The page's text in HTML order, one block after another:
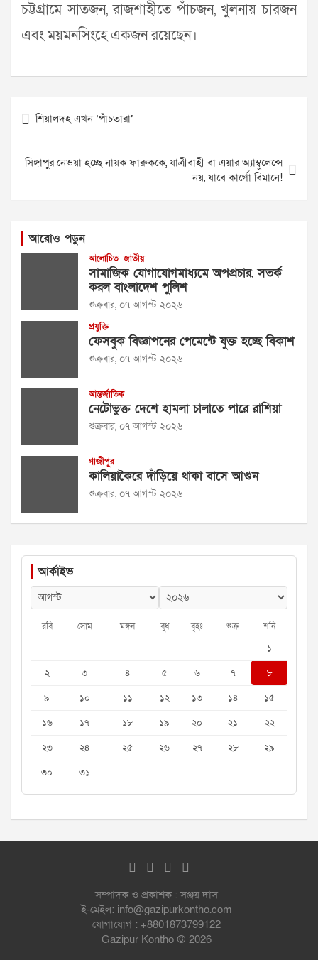
চট্টগ্রামে সাতজন, রাজশাহীতে পাঁচজন, খুলনায় চারজন
এবং ময়মন‌সিং‌হে একজন রয়েছেন।
Post
navigation
শিয়ালদহ এখন ‘পাঁচতারা’
সিঙ্গাপুর নেওয়া হচ্ছে নায়ক ফারুককে, যাত্রীবাহী বা এয়ার অ্যাম্বুলেন্সে
নয়, যাবে কার্গো বিমানে!
আরোও পড়ুন
আলোচিত জাতীয়
সামাজিক যোগাযোগমাধ্যমে অপপ্রচার, সতর্ক
করল বাংলাদেশ পুলিশ
শুক্রবার, ০৭ আগস্ট ২০২৬
প্রযুক্তি
ফেসবুক বিজ্ঞাপনের পেমেন্টে যুক্ত হচ্ছে বিকাশ
শুক্রবার, ০৭ আগস্ট ২০২৬
আন্তর্জাতিক
নেটোভুক্ত দেশে হামলা চালাতে পারে রাশিয়া
শুক্রবার, ০৭ আগস্ট ২০২৬
গাজীপুর
কালিয়াকৈরে দাঁড়িয়ে থাকা বাসে আগুন
শুক্রবার, ০৭ আগস্ট ২০২৬
আর্কাইভ
রবি সোম মঙ্গল বুধ বৃহঃ শুক্র শনি
১
২
৩ ৪ ৫ ৬ ৭
৮
৯
১০ ১১ ১২ ১৩ ১৪
১৫
১৬
১৭ ১৮ ১৯ ২০ ২১
২২
২৩
২৪ ২৫ ২৬ ২৭ ২৮
২৯
৩০
৩১
সম্পাদক ও প্রকাশক : সঞ্জয় দাস
ই-মেইল: info@gazipurkontho.com
যোগাযোগ : +8801873799122
Gazipur Kontho © 2026